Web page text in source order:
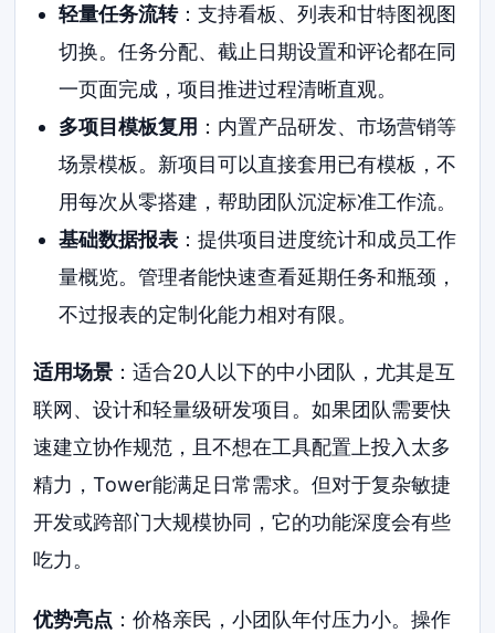
轻量任务流转：支持看板、列表和甘特图视图
切换。任务分配、截止日期设置和评论都在同
一页面完成，项目推进过程清晰直观。
多项目模板复用 ：内置产品研发、市场营销等
场景模板。新项目可以直接套用已有模板，不
用每次从零搭建，帮助团队沉淀标准工作流。
基础数据报表：提供项目进度统计和成员工作
量概览。管理者能快速查看延期任务和瓶颈，
不过报表的定制化能力相对有限。
适用场景 ：适合20人以下的中小团队，尤其是互
联网、设计和轻量级研发项目。如果团队需要快
速建立协作规范，且不想在工具配置上投入太多
精力，Tower能满足日常需求。但对于复杂敏捷
开发或跨部门大规模协同，它的功能深度会有些
吃力。
优势亮点 ：价格亲民，小团队年付压力小。操作